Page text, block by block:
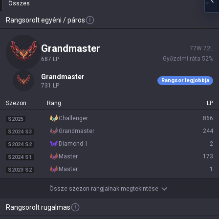
Összes
Rangsorolt egyéni / páros
grandmaster
687 LP
77W 72L
Győzelmi ráta 52%
grandmaster
731 LP
Rangsor legjobbja
Szezon Rang LP
S2025 challenger 866
S2024 S3 grandmaster 244
S2024 S2 diamond 1 2
S2024 S1 master 173
S2023 S2 master 1
Össze szezon rangjainak megtekintése
Rangsorolt rugalmas